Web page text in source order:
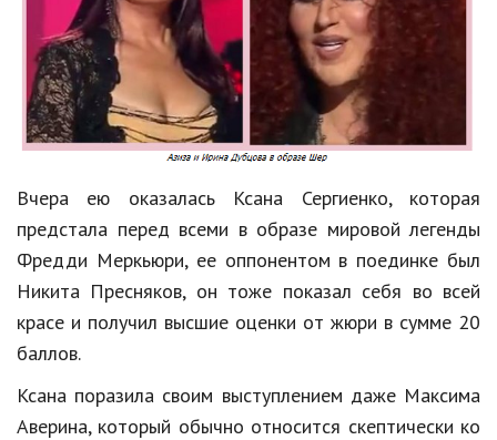
Семья и дети
Путешествия
Строительство
Культура и общество
Мода и стиль
Бизнес
Хобби и развлечения
Финансы
Юриспруденция
Природа
Вчера ею оказалась Ксана Сергиенко, которая
предстала перед всеми в образе мировой легенды
Фредди Меркьюри, ее оппонентом в поединке был
Никита Пресняков, он тоже показал себя во всей
красе и получил высшие оценки от жюри в сумме 20
баллов.
Ксана поразила своим выступлением даже Максима
Аверина, который обычно относится скептически ко